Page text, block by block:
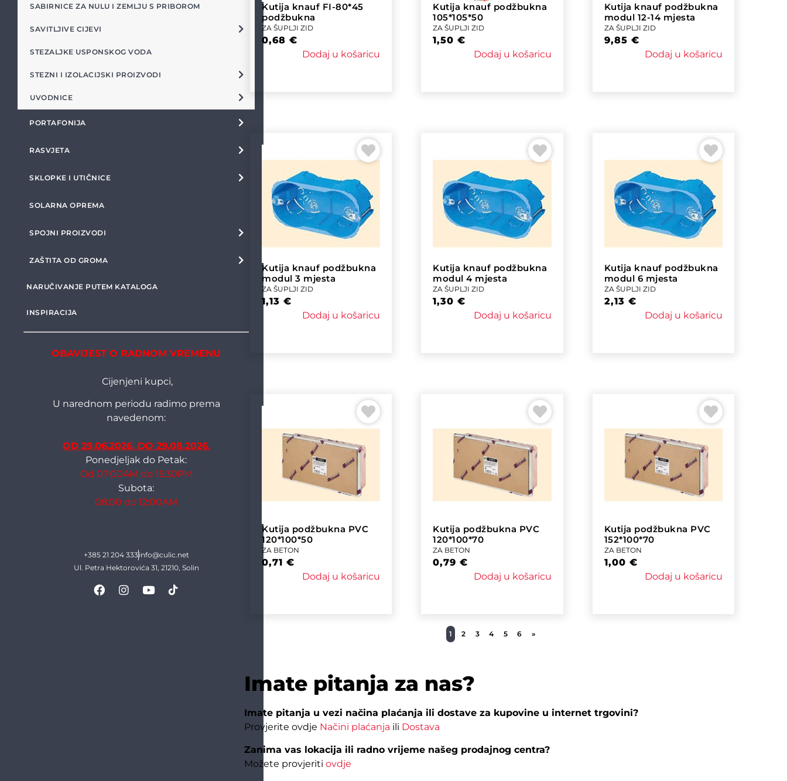
SABIRNICE ZA NULU I ZEMLJU S PRIBOROM
SAVITLJIVE CIJEVI
STEZALJKE USPONSKOG VODA
STEZNI I IZOLACIJSKI PROIZVODI
UVODNICE
PORTAFONIJA
RASVJETA
SKLOPKE I UTIČNICE
SOLARNA OPREMA
SPOJNI PROIZVODI
ZAŠTITA OD GROMA
NARUČIVANJE PUTEM KATALOGA
INSPIRACIJA
OBAVIJEST O RADNOM VREMENU
Cijenjeni kupci,
U narednom periodu radimo prema
navedenom:
OD 29.06.2026. DO 29.08.2026.
Ponedjeljak do Petak:
Od 07:00AM do 15:30PM
Subota:
08:00 do 12:00AM
+385 21 204 333info@culic.net
Ul. Petra Hektorovića 31, 21210, Solin
Kutija knauf FI-80*45
podžbukna
ZA ŠUPLJI ZID
0,68€
Dodaj u košaricu
Kutija knauf podžbukna
105*105*50
ZA ŠUPLJI ZID
1,50€
Dodaj u košaricu
Kutija knauf podžbukna
modul 12-14 mjesta
ZA ŠUPLJI ZID
9,85 €
Dodaj u košaricu
Kutija knauf podžbukna
modul 3 mjesta
ZA ŠUPLJI ZID
1,13€
Dodaj u košaricu
Kutija knauf podžbukna
modul 4 mjesta
ZA ŠUPLJI ZID
1,30€
Dodaj u košaricu
Kutija knauf podžbukna
modul 6 mjesta
ZA ŠUPLJI ZID
2,13 €
Dodaj u košaricu
Kutija podžbukna PVC
120*100*50
ZA BETON
0,71€
Dodaj u košaricu
Kutija podžbukna PVC
120*100*70
ZA BETON
0,79€
Dodaj u košaricu
Kutija podžbukna PVC
152*100*70
ZA BETON
1,00 €
Dodaj u košaricu
1 2 3 4 5 6 »
Imate pitanja za nas?
Imate pitanja u vezi načina plaćanja ili dostave za kupovine u internet trgovini?
Provjerite ovdje Načini plaćanja ili Dostava
Zanima vas lokacija ili radno vrijeme našeg prodajnog centra?
Možete provjeritiovdje